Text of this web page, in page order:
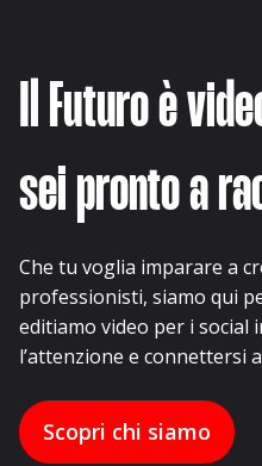
Il Futuro è
sei pronto a
Che tu voglia imparare a
professionisti, siamo qui
editiamo video per i social
l’attenzione e connettersi
Scopri chi siamo